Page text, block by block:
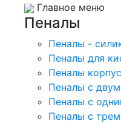
Главное меню
Пеналы
Пеналы -
Пеналы для
Пеналы
Пеналы с
Пеналы с
Пеналы с